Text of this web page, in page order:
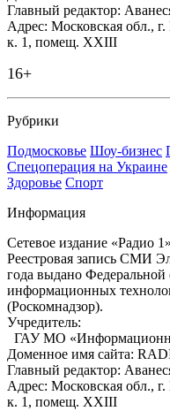
Главный редактор:
Адрес: Московская обл.,
к. 1, помещ. XXIII
16+
Рубрики
Подмосковье Шоу-бизнес
Спецоперация на Украине
Здоровье Спорт
Информация
Сетевое издание «Радио
Реестровая запись СМИ
года выдано Федеральной
информационных
(Роскомнадзор).
Учредитель:
ГАУ МО
Доменное имя сайта:
Главный редактор:
Адрес: Московская обл.,
к. 1, помещ. XXIII